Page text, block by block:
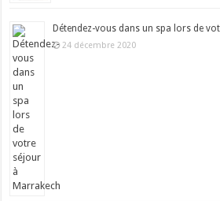
Détendez-vous dans un spa lors de
24 décembre 2020